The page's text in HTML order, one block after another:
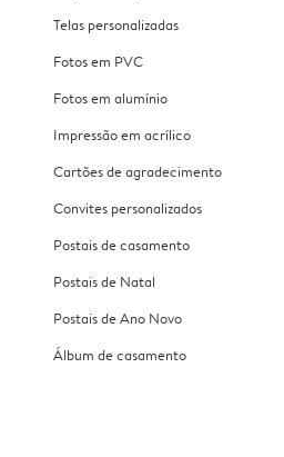
Telas personalizadas
Fotos em PVC
Fotos em alumínio
Impressão em acrílico
Cartões de agradecimento
Convites personalizados
Postais de casamento
Postais de Natal
Postais de Ano Novo
Álbum de casamento